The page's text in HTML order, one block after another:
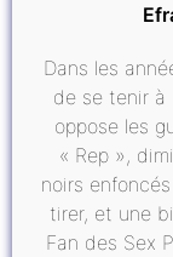
Dans les
de se tenir à
oppose les
« Rep »,
noirs
tirer, et une
Fan des Sex